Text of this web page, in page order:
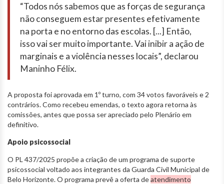
“Todos nós sabemos que as forças de segurança
não conseguem estar presentes efetivamente
na porta e no entorno das escolas. [...] Então,
isso vai ser muito importante. Vai inibir a ação de
marginais e a violência nesses locais”, declarou
Maninho Félix.
A proposta foi aprovada em 1º turno, com 34 votos favoráveis e 2
contrários. Como recebeu emendas, o texto agora retorna às
comissões, antes que possa ser apreciado pelo Plenário em
definitivo.
Apoio psicossocial
O PL 437/2025 propõe a criação de um programa de suporte
psicossocial voltado aos integrantes da Guarda Civil Municipal de
Belo Horizonte. O programa prevê a oferta deatendimento